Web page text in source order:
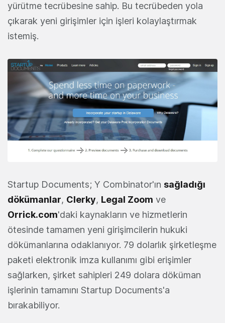
yürütme tecrübesine sahip. Bu tecrübeden yola
çıkarak yeni girişimler için işleri kolaylaştırmak
istemiş.
Startup Documents; Y Combinator'ın sağladığı
dökümanlar, Clerky, Legal Zoom ve
Orrick.com'daki kaynakların ve hizmetlerin
ötesinde tamamen yeni girişimcilerin hukuki
dökümanlarına odaklanıyor. 79 dolarlık şirketleşme
paketi elektronik imza kullanımı gibi erişimler
sağlarken, şirket sahipleri 249 dolara döküman
işlerinin tamamını Startup Documents'a
bırakabiliyor.